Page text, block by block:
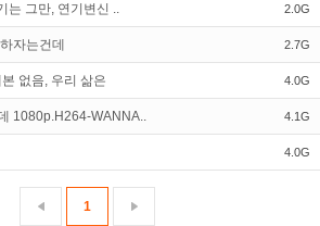
요~
는 그만, 연기변신 .. 2.0G
자는건데 2.7G
없음, 우리 삶은 4.0G
1080p.H264-WANNA.. 4.1G
4.0G
1